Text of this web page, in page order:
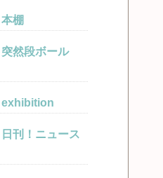
本棚
突然段ボール
exhibition
日刊！ニュース